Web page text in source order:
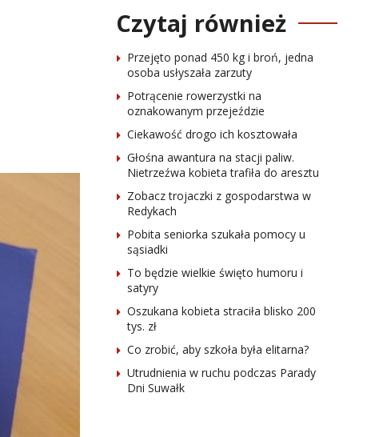
Czytaj również
Przejęto ponad 450 kg i broń, jedna
osoba usłyszała zarzuty
Potrącenie rowerzystki na
oznakowanym przejeździe
Ciekawość drogo ich kosztowała
Głośna awantura na stacji paliw.
Nietrzeźwa kobieta trafiła do aresztu
Zobacz trojaczki z gospodarstwa w
Redykach
Pobita seniorka szukała pomocy u
sąsiadki
To będzie wielkie święto humoru i
satyry
Oszukana kobieta straciła blisko 200
tys. zł
Co zrobić, aby szkoła była elitarna?
Utrudnienia w ruchu podczas Parady
Dni Suwałk